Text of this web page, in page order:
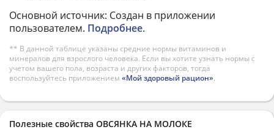
Основной источник: Создан в приложении
пользователем. Подробнее.
** В данной таблице указаны средние нормы витаминов и
минералов для взрослого человека. Если вы хотите узнать нормы с
учетом вашего пола, возраста и других факторов, тогда
воспользуйтесь приложением «Мой здоровый рацион».
Полезные свойства ОВСЯНКА НА МОЛОКЕ